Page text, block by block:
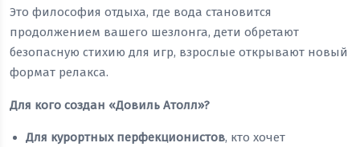
Это философия отдыха, где вода становится
продолжением вашего шезлонга, дети обретают
безопасную стихию для игр, взрослые открывают новый
формат релакса.
Для кого создан «Довиль Атолл»?
Для курортных перфекционистов, кто хочет